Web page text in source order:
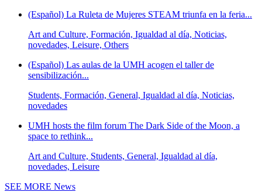
(Español) La Ruleta de Mujeres STEAM triunfa en la feria...
Art and Culture, Formación, Igualdad al día, Noticias,
novedades, Leisure, Others
(Español) Las aulas de la UMH acogen el taller de
sensibilización...
Students, Formación, General, Igualdad al día, Noticias,
novedades
UMH hosts the film forum The Dark Side of the Moon, a
space to rethink...
Art and Culture, Students, General, Igualdad al día,
novedades, Leisure
SEE MORE News